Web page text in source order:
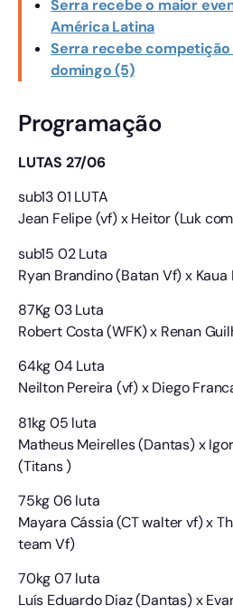
Serra recebe o maior
América Latina
Serra recebe
domingo (5)
Programação
LUTAS 27/06
sub13 01 LUTA
Jean Felipe (vf) x Heitor (Luk
sub15 02 Luta
Ryan Brandino (Batan Vf) x
87Kg 03 Luta
Robert Costa (WFK) x Renan
64kg 04 Luta
Neilton Pereira (vf) x Diego
81kg 05 luta
Matheus Meirelles (Dantas) x
(Titans )
75kg 06 luta
Mayara Cássia (CT walter vf) x
team Vf)
70kg 07 luta
Luís Eduardo Diaz (Dantas) x